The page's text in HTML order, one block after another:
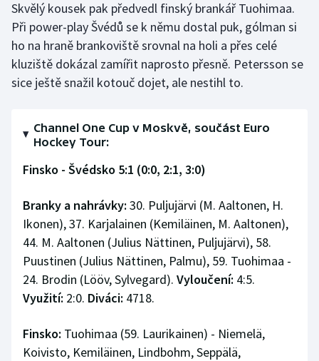
Stolní tenis
Triatlon
Veslování
Volejbal
Skvělý kousek pak předvedl finský brankář Tuohimaa.
Při power-play Švédů se k němu dostal puk, gólman si
ho na hraně brankoviště srovnal na holi a přes celé
kluziště dokázal zamířit naprosto přesně. Petersson se
sice ještě snažil kotouč dojet, ale nestihl to.
Channel One Cup v Moskvě, součást Euro
Hockey Tour:
Finsko - Švédsko 5:1 (0:0, 2:1, 3:0)
Branky a nahrávky: 30. Puljujärvi (M. Aaltonen, H.
Ikonen), 37. Karjalainen (Kemiläinen, M. Aaltonen),
44. M. Aaltonen (Julius Nättinen, Puljujärvi), 58.
Puustinen (Julius Nättinen, Palmu), 59. Tuohimaa -
24. Brodin (Lööv, Sylvegard). Vyloučení: 4:5.
Využití: 2:0. Diváci: 4718.
Finsko: Tuohimaa (59. Laurikainen) - Niemelä,
Koivisto, Kemiläinen, Lindbohm, Seppälä,